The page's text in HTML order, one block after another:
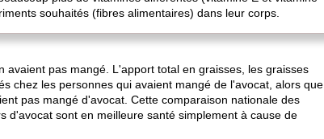
souhaités (fibres alimentaires) dans leur corps.
pas mangé. L'apport total en graisses, les graisses
chez les personnes qui avaient mangé de l'avocat, alors que
pas mangé d'avocat. Cette comparaison nationale des
d'avocat sont en meilleure santé simplement à cause de